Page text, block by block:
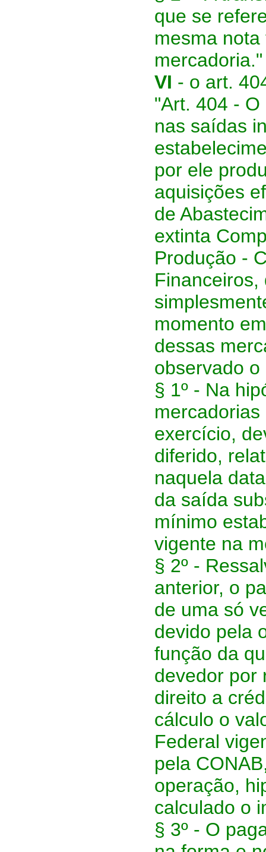
que se
mesma
mercadoria."
VI - o art.
"Art. 404 -
nas saídas
por ele
aquisições
de
extinta
Produção -
momento
dessas
observado o
§ 1º - Na
exercício,
diferido,
naquela
da saída
mínimo
vigente na
§ 2º -
anterior, o
de uma só
devido pela
função da
devedor por
direito a
cálculo o
Federal
pela
operação,
calculado o
§ 3º - O